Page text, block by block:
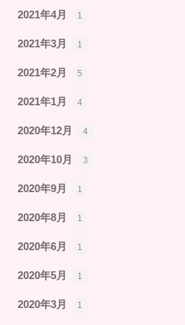
2021年4月 1
2021年3月 1
2021年2月 5
2021年1月 4
2020年12月 4
2020年10月 3
2020年9月 1
2020年8月 1
2020年6月 1
2020年5月 1
2020年3月 1